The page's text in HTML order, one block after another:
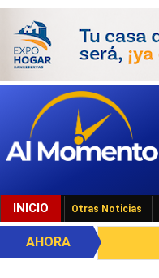
INICIO Otras Noticias
AHORA